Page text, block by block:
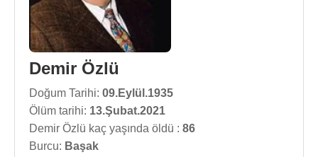
Demir Özlü
Doğum Tarihi: 09.Eylül.1935
Ölüm tarihi: 13.Şubat.2021
Demir Özlü kaç yaşında öldü : 86
Burcu: Başak